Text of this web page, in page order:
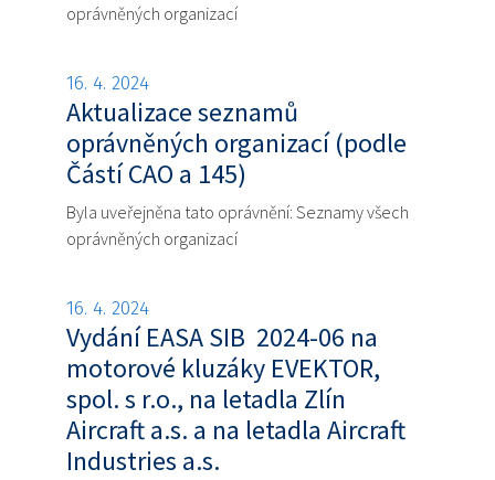
oprávněných organizací
16. 4. 2024
Aktualizace seznamů
oprávněných organizací (podle
Částí CAO a 145)
Byla uveřejněna tato oprávnění: Seznamy všech
oprávněných organizací
16. 4. 2024
Vydání EASA SIB 2024-06 na
motorové kluzáky EVEKTOR,
spol. s r.o., na letadla Zlín
Aircraft a.s. a na letadla Aircraft
Industries a.s.